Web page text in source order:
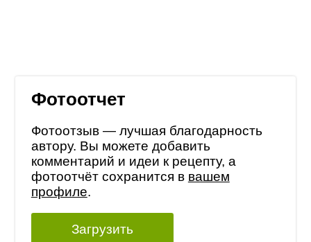
Фотоотчет
Фотоотзыв — лучшая благодарность
автору. Вы можете добавить
комментарий и идеи к рецепту, а
фотоотчёт сохранится в вашем
профиле.
Загрузить